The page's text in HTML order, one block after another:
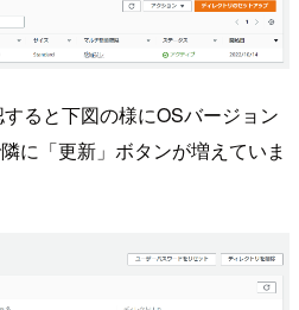
ると下図の様にOSバージョン
に「更新」ボタンが増えていま